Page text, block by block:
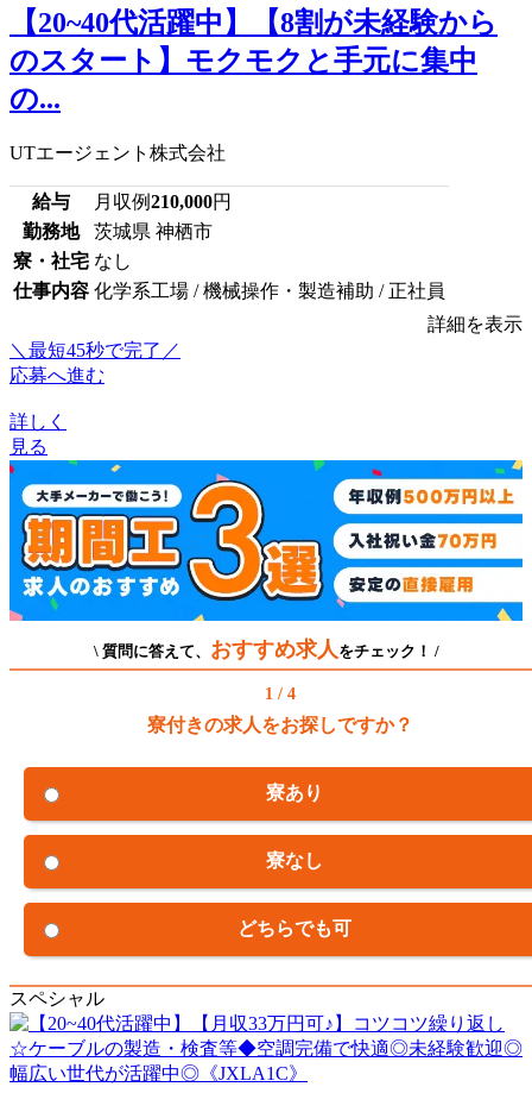
【20~40代活躍中】【8割が未経験から
のスタート】モクモクと手元に集中
の...
UTエージェント株式会社
給与 月収例210,000円
勤務地
茨城県 神栖市
寮・社宅 なし
仕事内容 化学系工場 / 機械操作・製造補助 / 正社員
詳細を表示
＼最短45秒で完了／
応募へ進む
詳しく
見る
\ 質問に答えて、 おすすめ求人 をチェック！ /
1 / 4
寮付きの求人をお探しですか？
寮あり
寮なし
どちらでも可
スペシャル